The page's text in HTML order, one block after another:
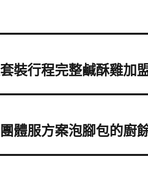
裝行程完整鹹酥雞加
體服方案泡腳包的廚